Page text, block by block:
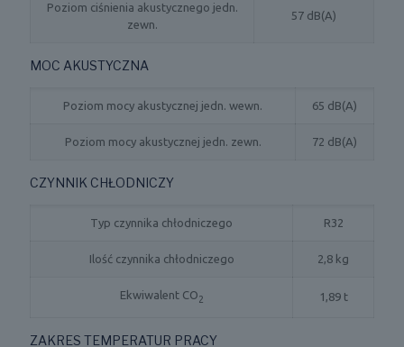
Poziom ciśnienia akustycznego jedn.
zewn.
57 dB(A)
MOC AKUSTYCZNA
Poziom mocy akustycznej jedn. wewn. 65 dB(A)
Poziom mocy akustycznej jedn. zewn. 72 dB(A)
CZYNNIK CHŁODNICZY
Typ czynnika chłodniczego R32
Ilość czynnika chłodniczego 2,8 kg
Ekwiwalent CO2 1,89 t
ZAKRES TEMPERATUR PRACY